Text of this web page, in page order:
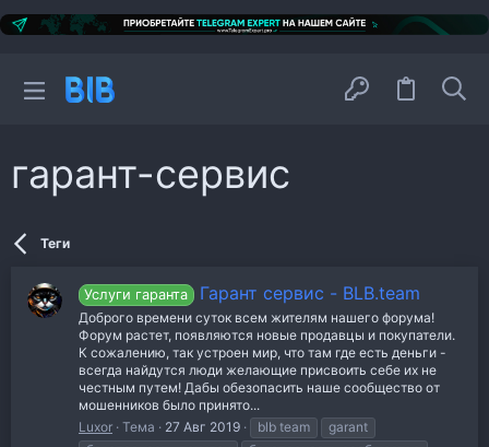
гарант-сервис
Теги
Услуги гаранта Гарант сервис - BLB.team
Доброго времени суток всем жителям нашего форума!
Форум растет, появляются новые продавцы и покупатели.
К сожалению, так устроен мир, что там где есть деньги -
всегда найдутся люди желающие присвоить себе их не
честным путем! Дабы обезопасить наше сообщество от
мошенников было принято...
Luxor Тема 27 Авг 2019 blb team
garant